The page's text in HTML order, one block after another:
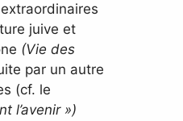
juive et
(Vie des
par un autre
(cf. le
l’avenir »)